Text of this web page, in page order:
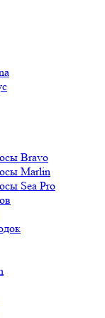
Bravo
Marlin
Sea Pro